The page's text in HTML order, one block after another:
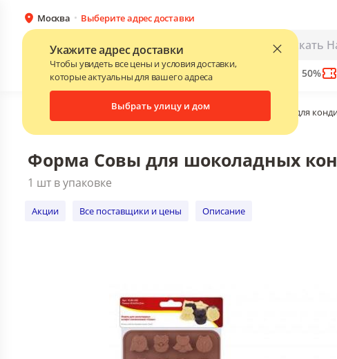
Москва Выберите адрес доставки
Укажите адрес доставки
Чтобы увидеть все цены и условия доставки,
которые актуальны для вашего адреса
Выбрать улицу и дом
Каталог
БрендыПрайс-листы поставщиков Скидки до 50%
Каталог • Посуда и принадлежности Товары для
Форма Совы для шоколадных конфет
Акции Все поставщики и цены
Форма Совы для шоколадных
1 шт в упаковке
Акции Все поставщики и цены Описание